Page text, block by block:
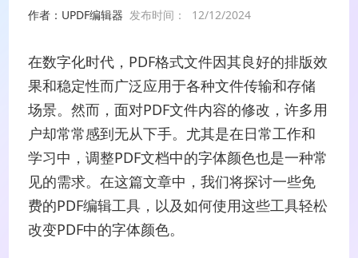
作者：UPDF编辑器 发布时间： 12/12/2024
在数字化时代，PDF格式文件因其良好的排版效
果和稳定性而广泛应用于各种文件传输和存储
场景。然而，面对PDF文件内容的修改，许多用
户却常常感到无从下手。尤其是在日常工作和
学习中，调整PDF文档中的字体颜色也是一种常
见的需求。在这篇文章中，我们将探讨一些免
费的PDF编辑工具，以及如何使用这些工具轻松
改变PDF中的字体颜色。